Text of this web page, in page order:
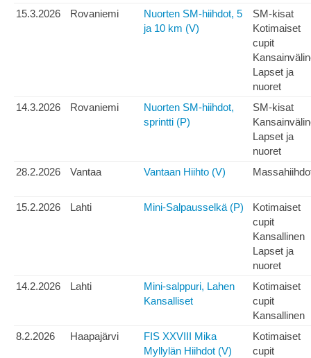
15.3.2026
Rovaniemi
Nuorten SM-hiihdot, 5
ja 10 km (V)
SM-kisat
Kotimaiset
cupit
Lapset ja
nuoret
14.3.2026
Rovaniemi
Nuorten SM-hiihdot,
sprintti (P)
SM-kisat
Lapset ja
nuoret
28.2.2026
Vantaa Vantaan Hiihto (V)
15.2.2026 Lahti Mini-Salpausselkä (P)
Kotimaiset
cupit
Kansallinen
Lapset ja
nuoret
14.2.2026
Lahti
Mini-salppuri, Lahen
Kansalliset
Kotimaiset
cupit
Kansallinen
8.2.2026
Haapajärvi
FIS XXVIII Mika
Myllylän Hiihdot (V)
Kotimaiset
cupit